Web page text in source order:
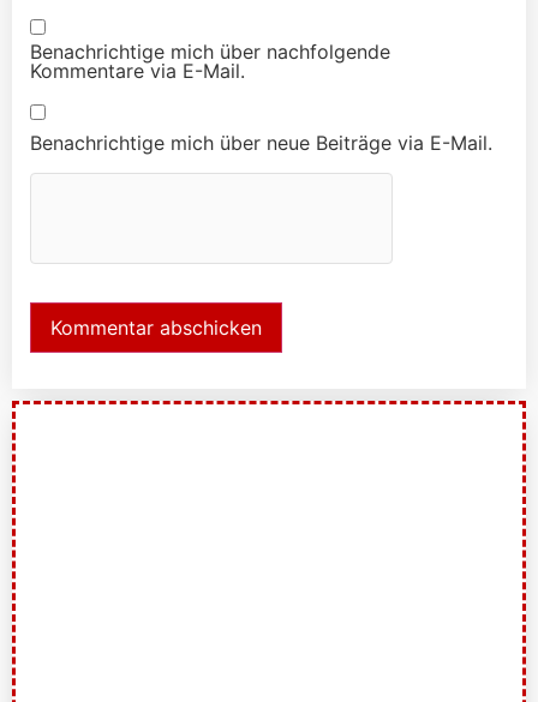
Benachrichtige mich über nachfolgende
Kommentare via E-Mail.
Benachrichtige mich über neue Beiträge via E-Mail.